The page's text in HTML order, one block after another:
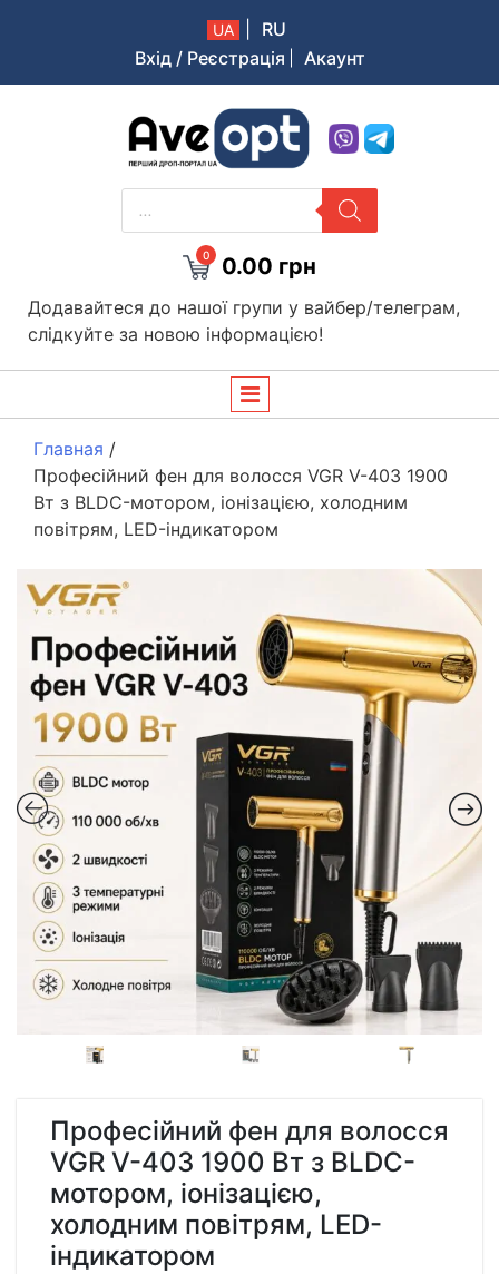
UA
RU
Вхід / Реєстрація
Акаунт
Aveopt – оптова дропшипінг платформа в Україні
PRODUCTS
SEARCH
0 0.00 грн
Додавайтеся до нашої групи у вайбер/телеграм,
слідкуйте за новою інформацією!
Главная /
Професійний фен для волосся VGR V-403 1900
Вт з BLDC-мотором, іонізацією, холодним
повітрям, LED-індикатором
Професійний фен для волосся
VGR V-403 1900 Вт з BLDC-
мотором, іонізацією,
холодним повітрям, LED-
індикатором